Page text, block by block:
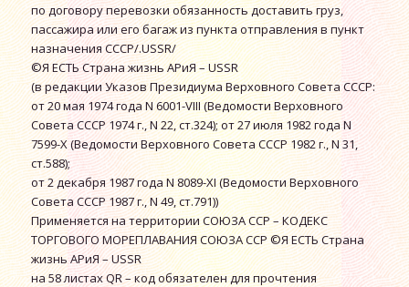
по договору перевозки обязанность доставить груз,
пассажира или его багаж из пункта отправления в пункт
назначения СССР/.USSR/
©Я ЕСТЬ Страна жизнь АРиЯ – USSR
(в редакции Указов Президиума Верховного Совета СССР:
от 20 мая 1974 года N 6001-VIII (Ведомости Верховного
Совета СССР 1974 г., N 22, ст.324); от 27 июля 1982 года N
7599-X (Ведомости Верховного Совета СССР 1982 г., N 31,
ст.588);
от 2 декабря 1987 года N 8089-XI (Ведомости Верховного
Совета СССР 1987 г., N 49, ст.791))
Применяется на территории СОЮЗА ССР – КОДЕКС
ТОРГОВОГО МОРЕПЛАВАНИЯ СОЮЗА ССР ©Я ЕСТЬ Страна
жизнь АРиЯ – USSR
на 58 листах QR – код обязателен для прочтения